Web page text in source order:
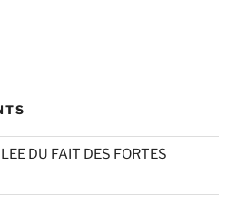
DU FAIT DES FORTES